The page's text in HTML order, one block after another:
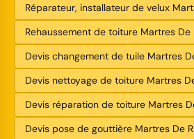
Réparateur, installateur de velux
Rehaussement de toiture Martres De
Devis changement de tuile Martres
Devis nettoyage de toiture Martres
Devis réparation de toiture Martres
Devis pose de gouttière Martres De